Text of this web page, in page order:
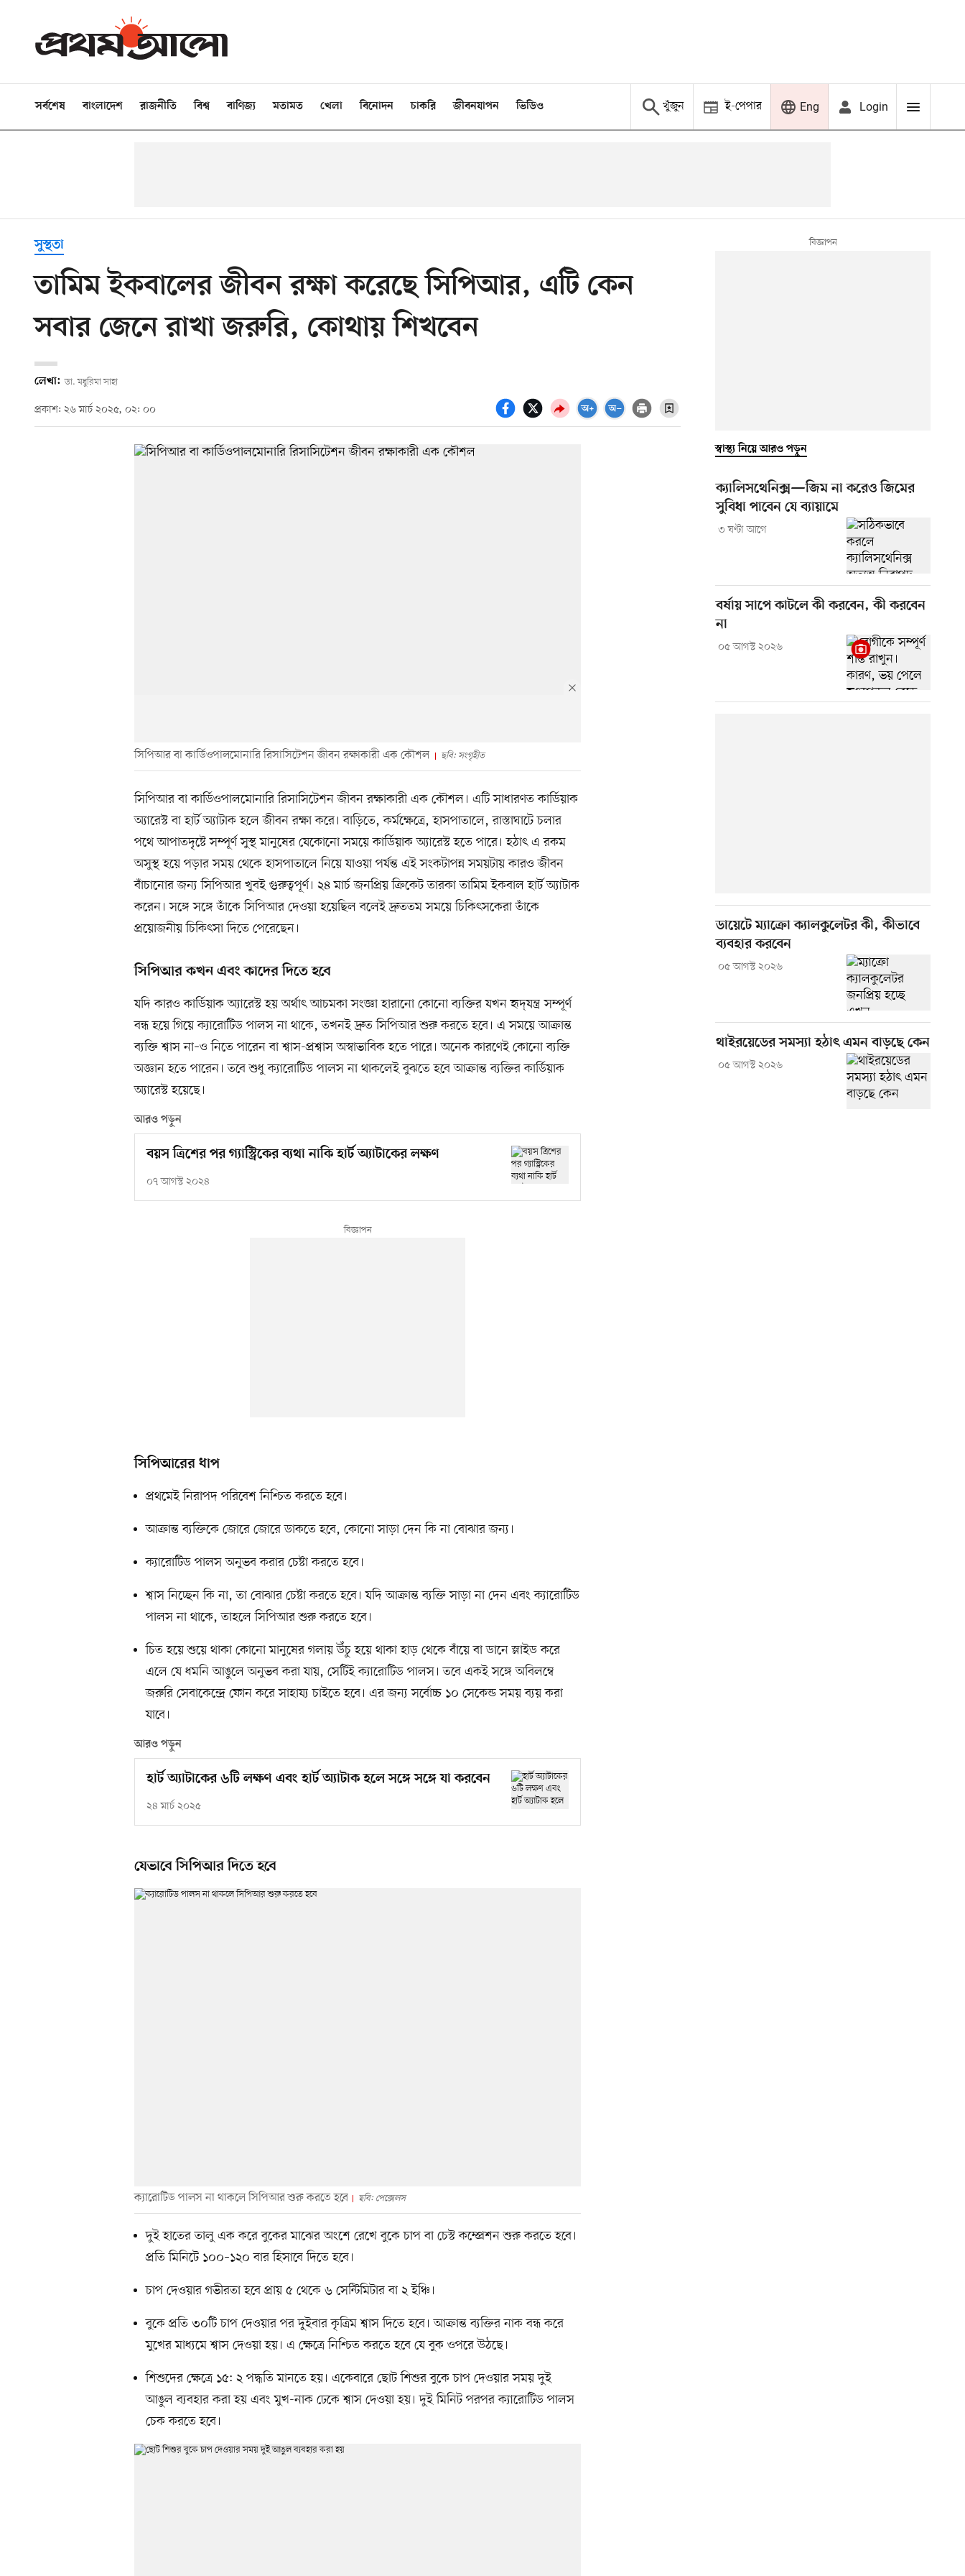
সর্বশেষ বাংলাদেশ রাজনীতি বিশ্ব বাণিজ্য মতামত খেলা বিনোদন চাকরি জীবনযাপন ভিডিও খুঁজুন ই-পেপার Eng Login
সুস্থতা
তামিম ইকবালের জীবন রক্ষা করেছে সিপিআর, এটি কেন
সবার জেনে রাখা জরুরি, কোথায় শিখবেন
লেখা: ডা. মধুরিমা সাহা
প্রকাশ: ২৬ মার্চ ২০২৫, ০২: ০০
সিপিআর বা কার্ডিওপালমোনারি রিসাসিটেশন জীবন রক্ষাকারী এক কৌশল ছবি: সংগৃহীত
সিপিআর বা কার্ডিওপালমোনারি রিসাসিটেশন জীবন রক্ষাকারী এক কৌশল। এটি সাধারণত কার্ডিয়াক
অ্যারেস্ট বা হার্ট অ্যাটাক হলে জীবন রক্ষা করে। বাড়িতে, কর্মক্ষেত্রে, হাসপাতালে, রাস্তাঘাটে চলার
পথে আপাতদৃষ্টে সম্পূর্ণ সুস্থ মানুষের যেকোনো সময়ে কার্ডিয়াক অ্যারেস্ট হতে পারে। হঠাৎ এ রকম
অসুস্থ হয়ে পড়ার সময় থেকে হাসপাতালে নিয়ে যাওয়া পর্যন্ত এই সংকটাপন্ন সময়টায় কারও জীবন
বাঁচানোর জন্য সিপিআর খুবই গুরুত্বপূর্ণ। ২৪ মার্চ জনপ্রিয় ক্রিকেট তারকা তামিম ইকবাল হার্ট অ্যাটাক
করেন। সঙ্গে সঙ্গে তাঁকে সিপিআর দেওয়া হয়েছিল বলেই দ্রুততম সময়ে চিকিৎসকেরা তাঁকে
প্রয়োজনীয় চিকিৎসা দিতে পেরেছেন।
সিপিআর কখন এবং কাদের দিতে হবে
যদি কারও কার্ডিয়াক অ্যারেস্ট হয় অর্থাৎ আচমকা সংজ্ঞা হারানো কোনো ব্যক্তির যখন হৃদ্‌যন্ত্র সম্পূর্ণ
বন্ধ হয়ে গিয়ে ক্যারোটিড পালস না থাকে, তখনই দ্রুত সিপিআর শুরু করতে হবে। এ সময়ে আক্রান্ত
ব্যক্তি শ্বাস না–ও নিতে পারেন বা শ্বাস-প্রশ্বাস অস্বাভাবিক হতে পারে। অনেক কারণেই কোনো ব্যক্তি
অজ্ঞান হতে পারেন। তবে শুধু ক্যারোটিড পালস না থাকলেই বুঝতে হবে আক্রান্ত ব্যক্তির কার্ডিয়াক
অ্যারেস্ট হয়েছে।
আরও পড়ুন
বয়স ত্রিশের পর গ্যাস্ট্রিকের ব্যথা নাকি হার্ট অ্যাটাকের লক্ষণ
০৭ আগস্ট ২০২৪
সিপিআরের ধাপ
প্রথমেই নিরাপদ পরিবেশ নিশ্চিত করতে হবে।
আক্রান্ত ব্যক্তিকে জোরে জোরে ডাকতে হবে, কোনো সাড়া দেন কি না বোঝার জন্য।
ক্যারোটিড পালস অনুভব করার চেষ্টা করতে হবে।
শ্বাস নিচ্ছেন কি না, তা বোঝার চেষ্টা করতে হবে। যদি আক্রান্ত ব্যক্তি সাড়া না দেন এবং ক্যারোটিড
পালস না থাকে, তাহলে সিপিআর শুরু করতে হবে।
চিত হয়ে শুয়ে থাকা কোনো মানুষের গলায় উঁচু হয়ে থাকা হাড় থেকে বাঁয়ে বা ডানে স্লাইড করে
এলে যে ধমনি আঙুলে অনুভব করা যায়, সেটিই ক্যারোটিড পালস। তবে একই সঙ্গে অবিলম্বে
জরুরি সেবাকেন্দ্রে ফোন করে সাহায্য চাইতে হবে। এর জন্য সর্বোচ্চ ১০ সেকেন্ড সময় ব্যয় করা
যাবে।
আরও পড়ুন
হার্ট অ্যাটাকের ৬টি লক্ষণ এবং হার্ট অ‍্যাটাক হলে সঙ্গে সঙ্গে যা করবেন
২৪ মার্চ ২০২৫
যেভাবে সিপিআর দিতে হবে
ক্যারোটিড পালস না থাকলে সিপিআর শুরু করতে হবে ছবি: পেক্সেলস
দুই হাতের তালু এক করে বুকের মাঝের অংশে রেখে বুকে চাপ বা চেস্ট কম্প্রেশন শুরু করতে হবে।
প্রতি মিনিটে ১০০–১২০ বার হিসাবে দিতে হবে।
চাপ দেওয়ার গভীরতা হবে প্রায় ৫ থেকে ৬ সেন্টিমিটার বা ২ ইঞ্চি।
বুকে প্রতি ৩০টি চাপ দেওয়ার পর দুইবার কৃত্রিম শ্বাস দিতে হবে। আক্রান্ত ব্যক্তির নাক বন্ধ করে
মুখের মাধ্যমে শ্বাস দেওয়া হয়। এ ক্ষেত্রে নিশ্চিত করতে হবে যে বুক ওপরে উঠছে।
শিশুদের ক্ষেত্রে ১৫: ২ পদ্ধতি মানতে হয়। একেবারে ছোট শিশুর বুকে চাপ দেওয়ার সময় দুই
আঙুল ব্যবহার করা হয় এবং মুখ-নাক ঢেকে শ্বাস দেওয়া হয়। দুই মিনিট পরপর ক্যারোটিড পালস
চেক করতে হবে।
স্বাস্থ্য নিয়ে আরও পড়ুন
ক্যালিসথেনিক্স—জিম না করেও জিমের
সুবিধা পাবেন যে ব্যায়ামে
৩ ঘণ্টা আগে
বর্ষায় সাপে কাটলে কী করবেন, কী করবেন
না
০৫ আগস্ট ২০২৬
ডায়েটে ম্যাক্রো ক্যালকুলেটর কী, কীভাবে
ব্যবহার করবেন
০৫ আগস্ট ২০২৬
থাইরয়েডের সমস্যা হঠাৎ এমন বাড়ছে কেন
০৫ আগস্ট ২০২৬